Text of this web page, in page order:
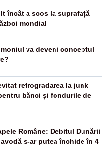
încât a scos la suprafață
mondial
va deveni conceptul
retrogradarea la junk
bănci și fondurile de
Române: Debitul Dunării
s-ar putea închide în 4